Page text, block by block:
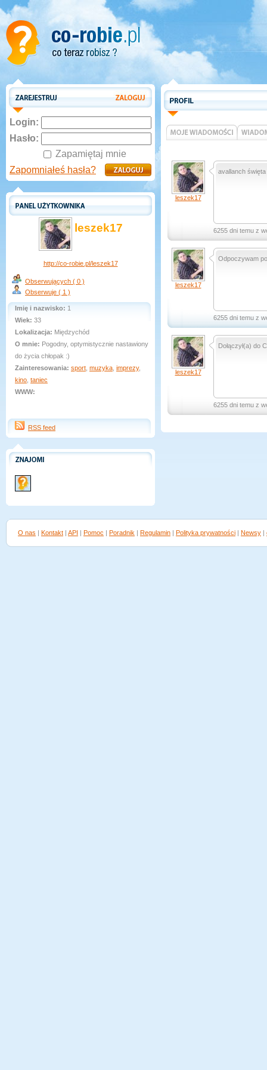
Login:
Hasło:
Zapamiętaj mnie
Zapomniałeś hasła?
leszek17
http://co-robie.pl/leszek17
Obserwujących ( 0 )
Obserwuje ( 1 )
Imię i nazwisko: 1
Wiek: 33
Lokalizacja: Międzychód
O mnie: Pogodny, optymistycznie nastawiony
do życia chłopak :)
Zainteresowania: sport muzyka imprezy,
kino taniec
WWW:
RSS feed
leszek17
avallanch święta
6255 dni temu z
leszek17
Odpoczywam
6255 dni temu z
leszek17
Dołączył(a) do
6255 dni temu z
O nas | Kontakt | API | Pomoc | Poradnik | Regulamin | Polityka prywatności | Newsy |